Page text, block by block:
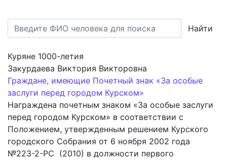
Найти
Куряне 1000-летия
Закурдаева Виктория Викторовна
Граждане, имеющие Почетный знак «За особые
заслуги перед городом Курском»
Награждена почетным знаком «За особые заслуги
перед городом Курском» в соответствии с
Положением, утвержденным решением Курского
городского Собрания от 6 ноября 2002 года
№223-2-РС (2010) в должности первого